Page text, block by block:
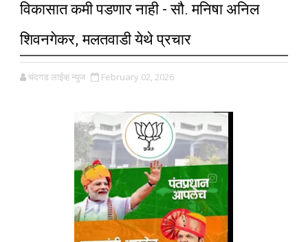
विकासात कमी पडणार नाही - सौ. मनिषा अनिल
शिवनगेकर, मलतवाडी येथे प्रचार
चंदगड लाईव्ह न्युज February 02, 2026